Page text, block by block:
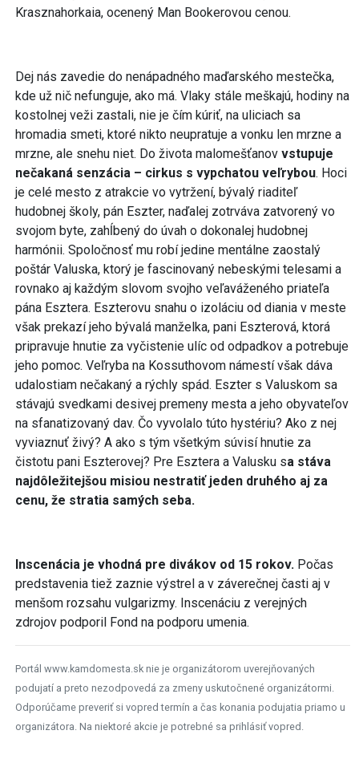
Krasznahorkaia, ocenený Man Bookerovou cenou.
Dej nás zavedie do nenápadného maďarského mestečka,
kde už nič nefunguje, ako má. Vlaky stále meškajú, hodiny na
kostolnej veži zastali, nie je čím kúriť, na uliciach sa
hromadia smeti, ktoré nikto neupratuje a vonku len mrzne a
mrzne, ale snehu niet. Do života malomešťanov vstupuje
nečakaná senzácia – cirkus s vypchatou veľrybou. Hoci
je celé mesto z atrakcie vo vytržení, bývalý riaditeľ
hudobnej školy, pán Eszter, naďalej zotrváva zatvorený vo
svojom byte, zahĺbený do úvah o dokonalej hudobnej
harmónii. Spoločnosť mu robí jedine mentálne zaostalý
poštár Valuska, ktorý je fascinovaný nebeskými telesami a
rovnako aj každým slovom svojho veľaváženého priateľa
pána Esztera. Eszterovu snahu o izoláciu od diania v meste
však prekazí jeho bývalá manželka, pani Eszterová, ktorá
pripravuje hnutie za vyčistenie ulíc od odpadkov a potrebuje
jeho pomoc. Veľryba na Kossuthovom námestí však dáva
udalostiam nečakaný a rýchly spád. Eszter s Valuskom sa
stávajú svedkami desivej premeny mesta a jeho obyvateľov
na sfanatizovaný dav. Čo vyvolalo túto hystériu? Ako z nej
vyviaznuť živý? A ako s tým všetkým súvisí hnutie za
čistotu pani Eszterovej? Pre Esztera a Valusku sa stáva
najdôležitejšou misiou nestratiť jeden druhého aj za
cenu, že stratia samých seba.
Inscenácia je vhodná pre divákov od 15 rokov. Počas
predstavenia tiež zaznie výstrel a v záverečnej časti aj v
menšom rozsahu vulgarizmy. Inscenáciu z verejných
zdrojov podporil Fond na podporu umenia.
Portál www.kamdomesta.sk nie je organizátorom uverejňovaných
podujatí a preto nezodpovedá za zmeny uskutočnené organizátormi.
Odporúčame preveriť si vopred termín a čas konania podujatia priamo u
organizátora. Na niektoré akcie je potrebné sa prihlásiť vopred.